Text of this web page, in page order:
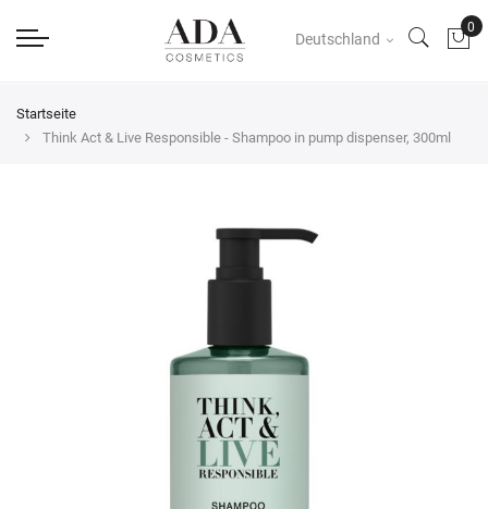
Deutschland
Startseite
Think Act & Live Responsible - Shampoo in pump dispenser, 300ml